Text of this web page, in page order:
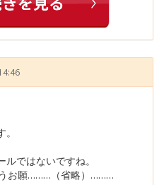
ではないですね。
うお願………（省略）………